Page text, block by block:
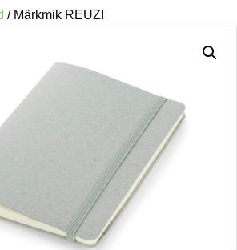
/ Märkmik REUZI